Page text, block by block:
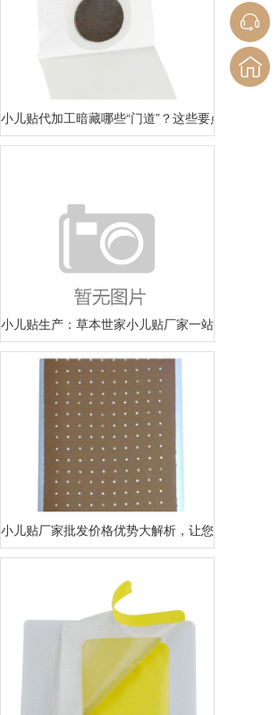
小儿贴代加工暗藏哪些“门道”？这些要点家长和商
小儿贴生产：草本世家小儿贴厂家一站式指南
小儿贴厂家批发价格优势大解析，让您轻松选购